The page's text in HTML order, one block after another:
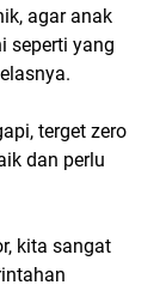
agar anak
seperti yang
terget zero
dan perlu
kita sangat